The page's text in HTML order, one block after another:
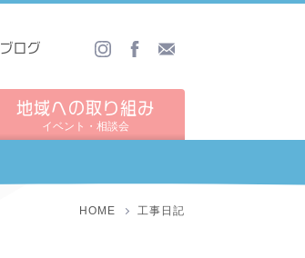
ブログ
地域への取り組み
イベント・相談会
HOME 工事日記